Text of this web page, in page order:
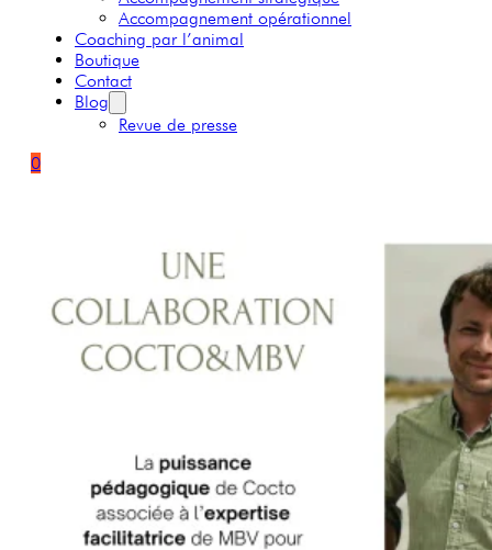
Accompagnement opérationnel
Coaching par l’animal
Boutique
Contact
Blog
Revue de presse
0